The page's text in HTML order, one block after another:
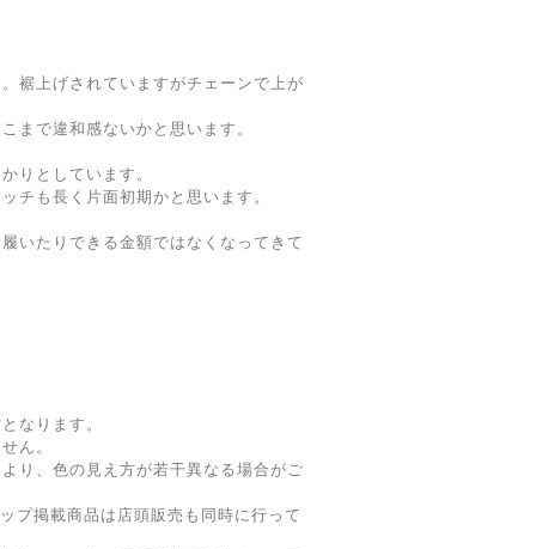
裾上げされていますがチェーンで上が
まで違和感ないかと思います。
りとしています。
チも長く片面初期かと思います。
いたりできる金額ではなくなってきて
なります。
ん。
り、色の見え方が若干異なる場合がご
プ掲載商品は店頭販売も同時に行って